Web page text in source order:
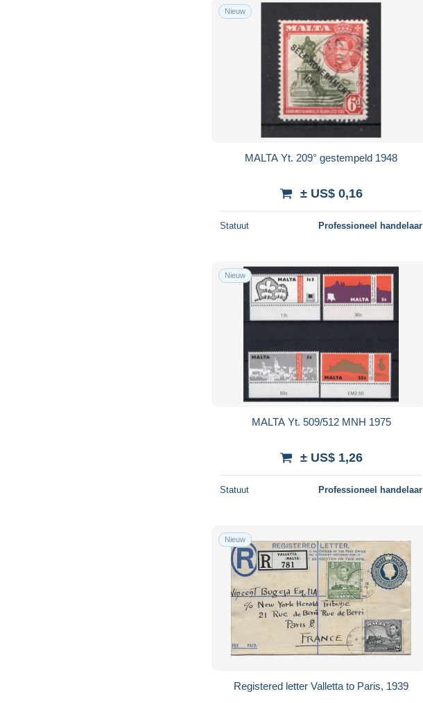
Nieuw
MALTA Yt. 209° gestempeld 1948
± US$ 0,16
Statuut Professioneel handelaar
Nieuw
MALTA Yt. 509/512 MNH 1975
± US$ 1,26
Statuut Professioneel handelaar
Nieuw
Registered letter Valletta to Paris, 1939